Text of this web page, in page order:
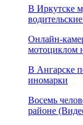
В Иркутске
Онлайн-
мотоциклом
В Ангарске
иномарки
Восемь
районе